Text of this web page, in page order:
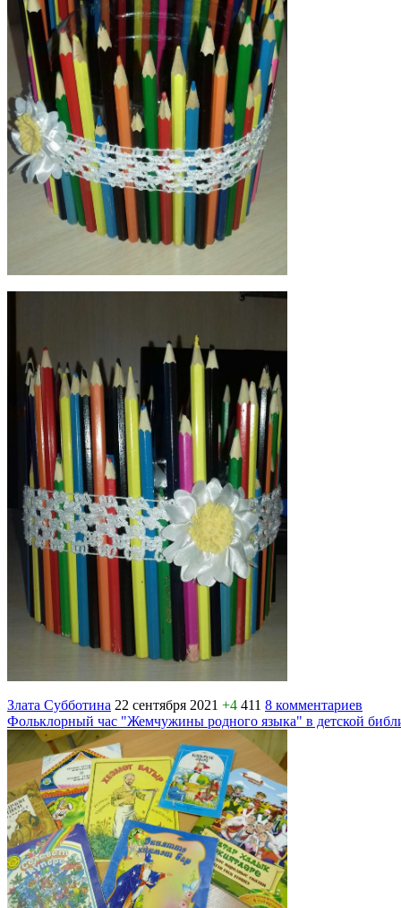
Злата Субботина 22 сентября 2021 +4 411 8 комментариев
Фольклорный час "Жемчужины родного языка" в детской